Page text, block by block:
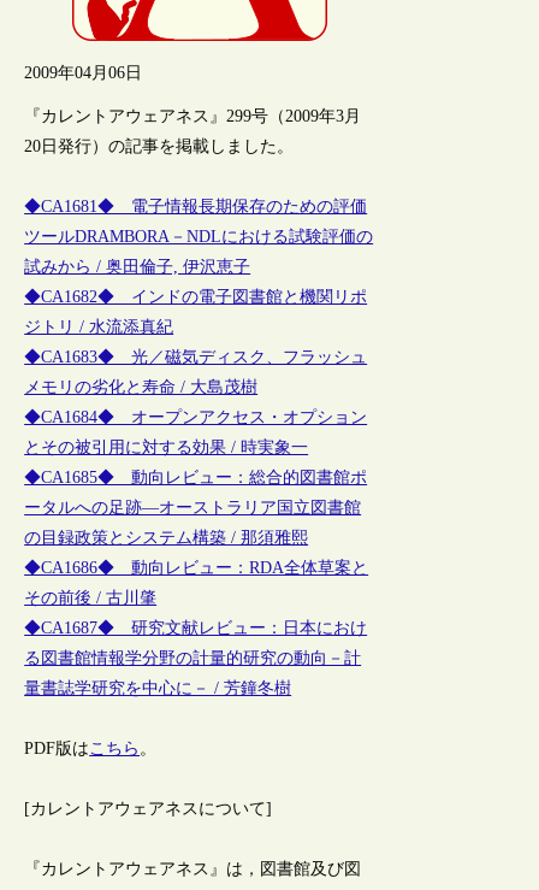
2009年04月06日
『カレントアウェアネス』299号（2009年3月
20日発行）の記事を掲載しました。
◆CA1681◆ 電子情報長期保存のための評価
ツールDRAMBORA－NDLにおける試験評価の
試みから / 奥田倫子, 伊沢恵子
◆CA1682◆ インドの電子図書館と機関リポ
ジトリ / 水流添真紀
◆CA1683◆ 光／磁気ディスク、フラッシュ
メモリの劣化と寿命 / 大島茂樹
◆CA1684◆ オープンアクセス・オプション
とその被引用に対する効果 / 時実象一
◆CA1685◆ 動向レビュー：総合的図書館ポ
ータルへの足跡―オーストラリア国立図書館
の目録政策とシステム構築 / 那須雅熙
◆CA1686◆ 動向レビュー：RDA全体草案と
その前後 / 古川肇
◆CA1687◆ 研究文献レビュー：日本におけ
る図書館情報学分野の計量的研究の動向－計
量書誌学研究を中心に－ / 芳鐘冬樹
PDF版はこちら 。
[カレントアウェアネスについて]
『カレントアウェアネス』は，図書館及び図